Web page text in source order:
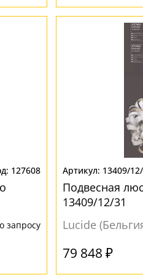
127608
запросу
13409/
Подвесная
13409/12/31
Lucide
79 848 ₽